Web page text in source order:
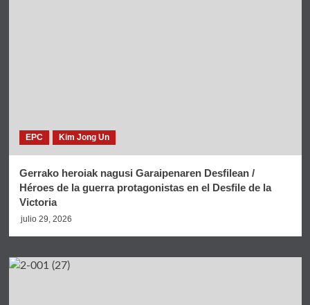
EPC Kim Jong Un
Gerrako heroiak nagusi Garaipenaren Desfilean /
Héroes de la guerra protagonistas en el Desfile de la
Victoria
julio 29, 2026